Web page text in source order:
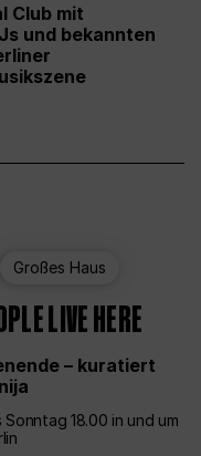
Club mit
und bekannten
Großes Haus
LIVE HERE
– kuratiert
Sonntag 18.00 in und um